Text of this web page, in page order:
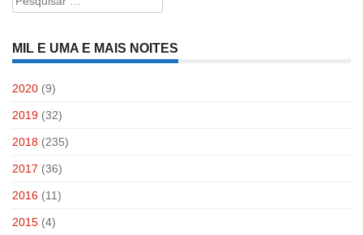
por:
MIL E UMA E MAIS NOITES
2020 (9)
2019 (32)
2018 (235)
2017 (36)
2016 (11)
2015 (4)